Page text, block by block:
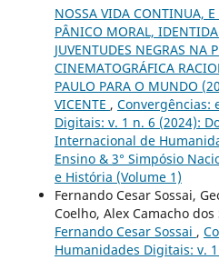
NOSSA VIDA CONTINUA,
PÂNICO MORAL,
JUVENTUDES NEGRAS NA
CINEMATOGRÁFICA
PAULO PARA O MUNDO
VICENTE , Convergências:
Digitais: v. 1 n. 6 (2024):
Internacional de
Ensino & 3° Simpósio
e História (Volume 1)
Fernando Cesar Sossai,
Coelho, Alex Camacho dos
Fernando Cesar Sossai ,
Humanidades Digitais: v.